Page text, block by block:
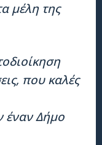
μέλη της
που καλές
έναν Δήμο